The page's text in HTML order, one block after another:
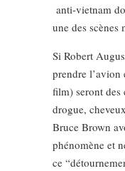
anti-vietnam
une des scènes
Si Robert
prendre l’avion
film) seront des
drogue,
Bruce Brown
phénomène et
ce